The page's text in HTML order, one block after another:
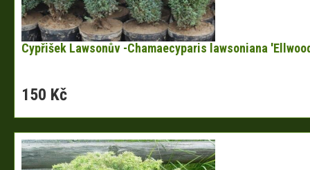
Cypřišek Lawsonův -Chamaecyparis lawsoniana
150 Kč